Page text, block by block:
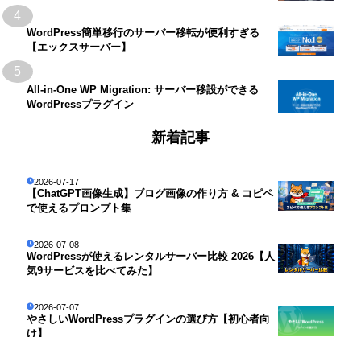
4
WordPress簡単移行のサーバー移転が便利すぎる
【エックスサーバー】
5
All-in-One WP Migration: サーバー移設ができる
WordPressプラグイン
新着記事
2026-07-17
【ChatGPT画像生成】ブログ画像の作り方 & コピペ
で使えるプロンプト集
2026-07-08
WordPressが使えるレンタルサーバー比較 2026【人
気9サービスを比べてみた】
2026-07-07
やさしいWordPressプラグインの選び方【初心者向
け】